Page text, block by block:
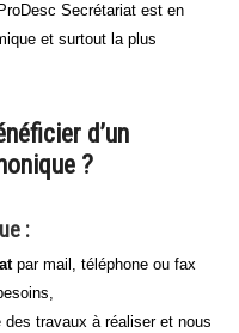
Secrétariat est en
et surtout la plus
d’un
?
:
par mail, téléphone ou fax
travaux à réaliser et nous